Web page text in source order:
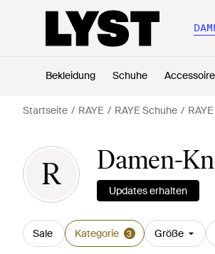
Bekleidung Schuhe
Startseite RAYE RAYE Schuhe
R Damen-
Updates erhalten
Sale Kategorie 3 Größe